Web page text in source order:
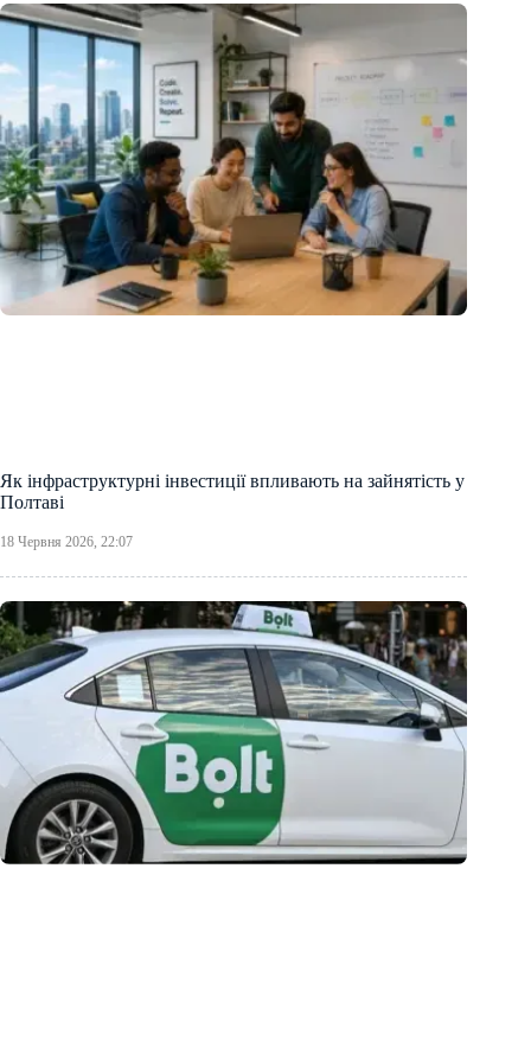
Як інфраструктурні інвестиції впливають на зайнятість у
Полтаві
18 Червня 2026, 22:07